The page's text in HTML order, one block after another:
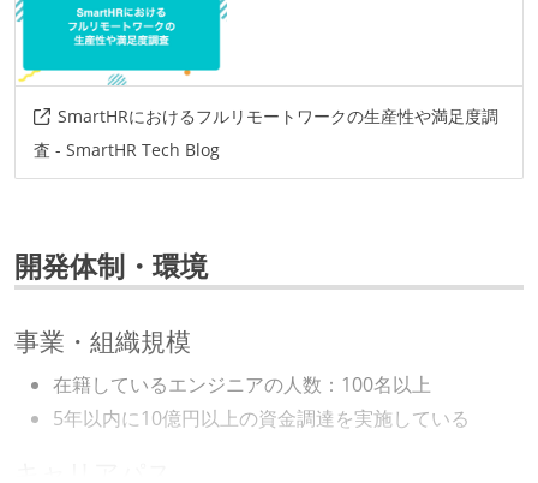
SmartHRにおけるフルリモートワークの生産性や満足度調
査 - SmartHR Tech Blog
開発体制・環境
事業・組織規模
在籍しているエンジニアの人数：100名以上
5年以内に10億円以上の資金調達を実施している